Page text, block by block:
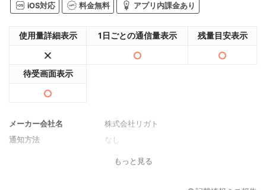
iOS対応 料金無料 アプリ内課金あり
使用量詳細表示 1日ごとの通信量表示 残量目安表示
待受画面表示
メーカー会社名
株式会社リガト
通知方法
なし
もっと見る